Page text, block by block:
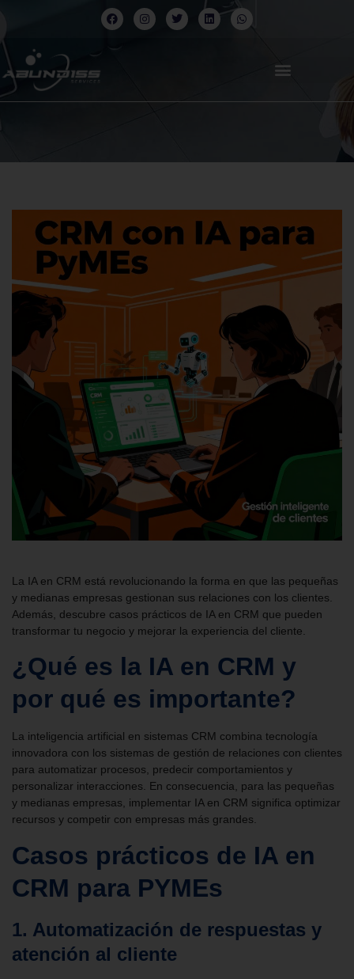
La IA en CRM está revolucionando la forma en que las pequeñas
y medianas empresas gestionan sus relaciones con los clientes.
Además, descubre casos prácticos de IA en CRM que pueden
transformar tu negocio y mejorar la experiencia del cliente.
¿Qué es la IA en CRM y
por qué es importante?
La inteligencia artificial en sistemas CRM combina tecnología
innovadora con los sistemas de gestión de relaciones con clientes
para automatizar procesos, predecir comportamientos y
personalizar interacciones. En consecuencia, para las pequeñas
y medianas empresas, implementar IA en CRM significa optimizar
recursos y competir con empresas más grandes.
Casos prácticos de IA en
CRM para PYMEs
1. Automatización de respuestas y
atención al cliente